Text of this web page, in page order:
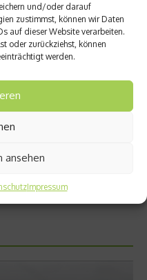
und/oder darauf
zustimmst, können wir Daten
auf dieser Website verarbeiten.
oder zurückziehst, können
werden.
ansehen
Impressum
– wie oft ist eigentlich normal?